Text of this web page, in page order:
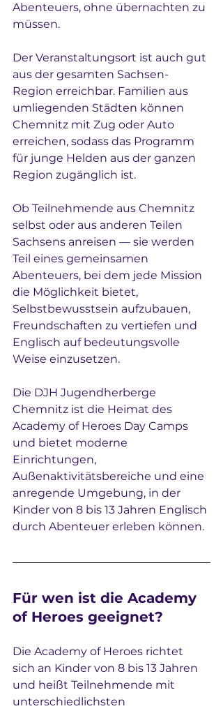
Abenteuers, ohne übernachten zu
müssen.
Der Veranstaltungsort ist auch gut
aus der gesamten Sachsen-
Region erreichbar. Familien aus
umliegenden Städten können
Chemnitz mit Zug oder Auto
erreichen, sodass das Programm
für junge Helden aus der ganzen
Region zugänglich ist.
Ob Teilnehmende aus Chemnitz
selbst oder aus anderen Teilen
Sachsens anreisen — sie werden
Teil eines gemeinsamen
Abenteuers, bei dem jede Mission
die Möglichkeit bietet,
Selbstbewusstsein aufzubauen,
Freundschaften zu vertiefen und
Englisch auf bedeutungsvolle
Weise einzusetzen.
Die DJH Jugendherberge
Chemnitz ist die Heimat des
Academy of Heroes Day Camps
und bietet moderne
Einrichtungen,
Außenaktivitätsbereiche und eine
anregende Umgebung, in der
Kinder von 8 bis 13 Jahren Englisch
durch Abenteuer erleben können.
Für wen ist die Academy
of Heroes geeignet?
Die Academy of Heroes richtet
sich an Kinder von 8 bis 13 Jahren
und heißt Teilnehmende mit
unterschiedlichsten